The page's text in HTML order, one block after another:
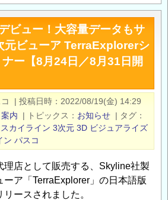
ビュー！大容量データもサ
元ビューア TerraExplorerシ
ー【8月24日／8月31日開
| 投稿日時
2022/08/19(金) 14:29
内 | トピックス お知らせ | タグ
スカイライン 3次元 3D ビジュアライズ
ン パスコ
理店として販売する、Skyline社製
ーア「TerraExplorer」の日本語版
リースされました。